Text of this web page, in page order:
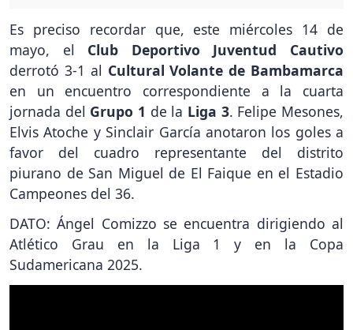
Es preciso recordar que, este miércoles 14 de
mayo, el Club Deportivo Juventud Cautivo
derrotó 3-1 al Cultural Volante de Bambamarca
en un encuentro correspondiente a la cuarta
jornada del Grupo 1 de la Liga 3. Felipe Mesones,
Elvis Atoche y Sinclair García anotaron los goles a
favor del cuadro representante del distrito
piurano de San Miguel de El Faique en el Estadio
Campeones del 36.
DATO: Ángel Comizzo se encuentra dirigiendo al
Atlético Grau en la Liga 1 y en la Copa
Sudamericana 2025.